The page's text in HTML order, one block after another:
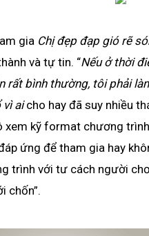
gia Chị đẹp đạp gió rẽ
và tự tin. “Nếu ở thời
rất bình thường, tôi phải
vì aicho hay đã suy nhiều
xem kỹ format chương
ứng để tham gia hay
trình với tư cách người
chốn”.